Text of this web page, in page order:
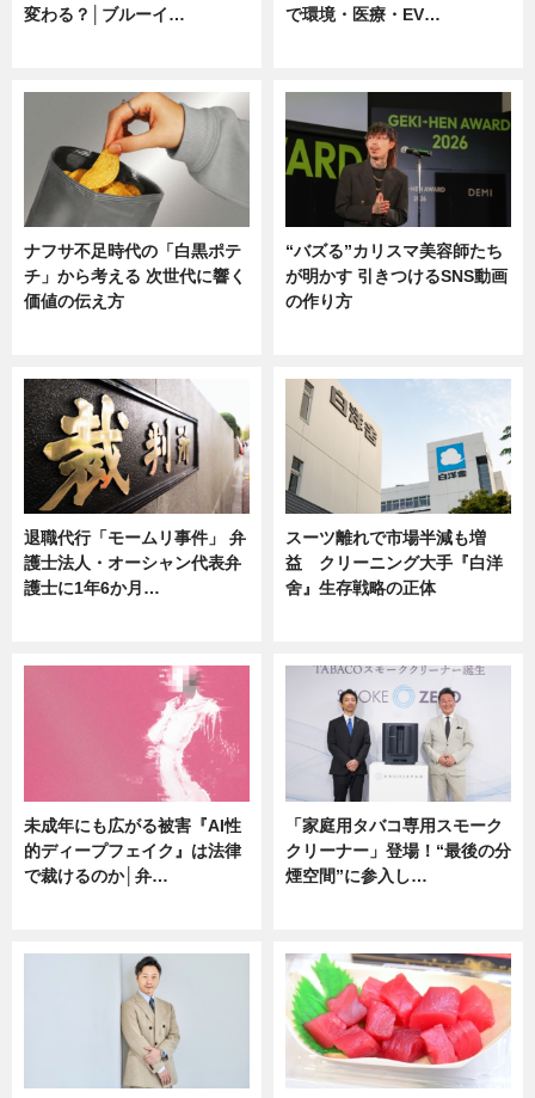
変わる？│ブルーイ…
で環境・医療・EV…
ナフサ不足時代の「白黒ポテ
チ」から考える 次世代に響く
価値の伝え方
“バズる”カリスマ美容師たち
が明かす 引きつけるSNS動画
の作り方
退職代行「モームリ事件」 弁
護士法人・オーシャン代表弁
護士に1年6か月…
スーツ離れで市場半減も増
益 クリーニング大手『白洋
舍』生存戦略の正体
未成年にも広がる被害『AI性
的ディープフェイク』は法律
で裁けるのか│弁…
「家庭用タバコ専用スモーク
クリーナー」登場！“最後の分
煙空間”に参入し…